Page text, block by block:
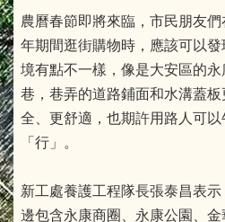
農曆春節即將來臨，市民朋友
年期間逛街購物時，應該可以
境有點不一樣，像是大安區的
巷，巷弄的道路鋪面和水溝蓋
全、更舒適，也期許用路人可
「行」。
新工處養護工程隊長張泰昌表
邊包含永康商圈、永康公園、金